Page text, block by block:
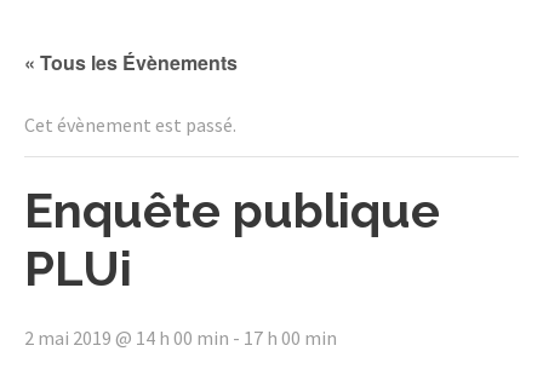
« Tous les Évènements
Cet évènement est passé.
Enquête publique
PLUi
2 mai 2019 @ 14 h 00 min - 17 h 00 min